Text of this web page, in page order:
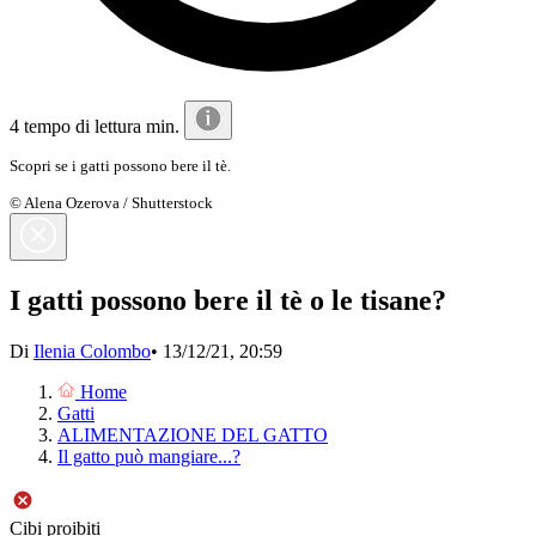
4 tempo di lettura min.
Scopri se i gatti possono bere il tè.
© Alena Ozerova / Shutterstock
I gatti possono bere il tè o le tisane?
Di Ilenia Colombo• 13/12/21, 20:59
Home
Gatti
ALIMENTAZIONE DEL GATTO
Il gatto può mangiare...?
Cibi proibiti